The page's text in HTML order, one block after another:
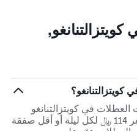
كويتزالتنانغو؟
في كويتزالتنانغو
297 ﷼ لكل ليلة ، ولكن يعتبر سعر 114 ﷼ لكل ليلة أو أقل صفقة